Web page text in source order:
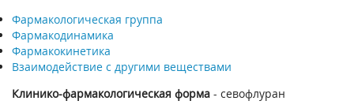
Фармакологическая группа
Фармакодинамика
Фармакокинетика
Взаимодействие с другими веществами
Клинико-фармакологическая форма - севофлуран